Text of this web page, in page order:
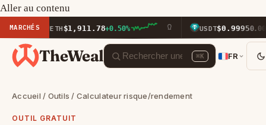
Aller au contenu
MARCHÉSETH $1,911.78+0.50% USDT$0.99950.00%
TheWeal ⌘K FR
Accueil / Outils / Calculateur risque/rendement
OUTIL GRATUIT